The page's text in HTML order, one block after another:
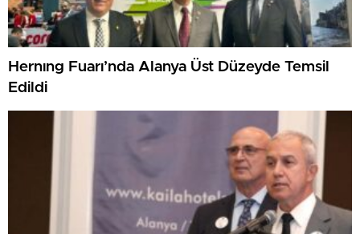
Hernıng Fuarı’nda Alanya Üst Düzeyde Temsil
Edildi